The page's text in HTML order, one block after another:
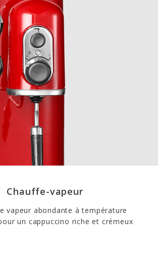
Chauffe-vapeur
vapeur abondante à température
un cappuccino riche et crémeux